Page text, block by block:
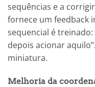
sequências e a
fornece um feedback
sequencial é
depois acionar
miniatura.
Melhoria da